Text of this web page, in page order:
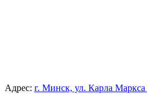
Адрес: г. Минск, ул. Карла Маркса